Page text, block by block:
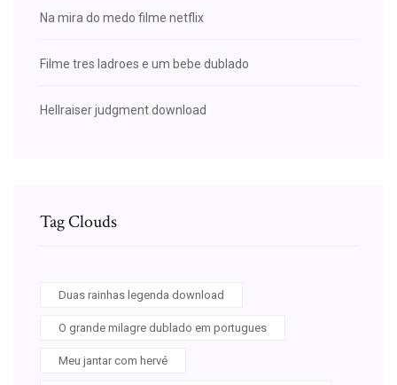
Na mira do medo filme netflix
Filme tres ladroes e um bebe dublado
Hellraiser judgment download
Tag Clouds
Duas rainhas legenda download
O grande milagre dublado em portugues
Meu jantar com hervé